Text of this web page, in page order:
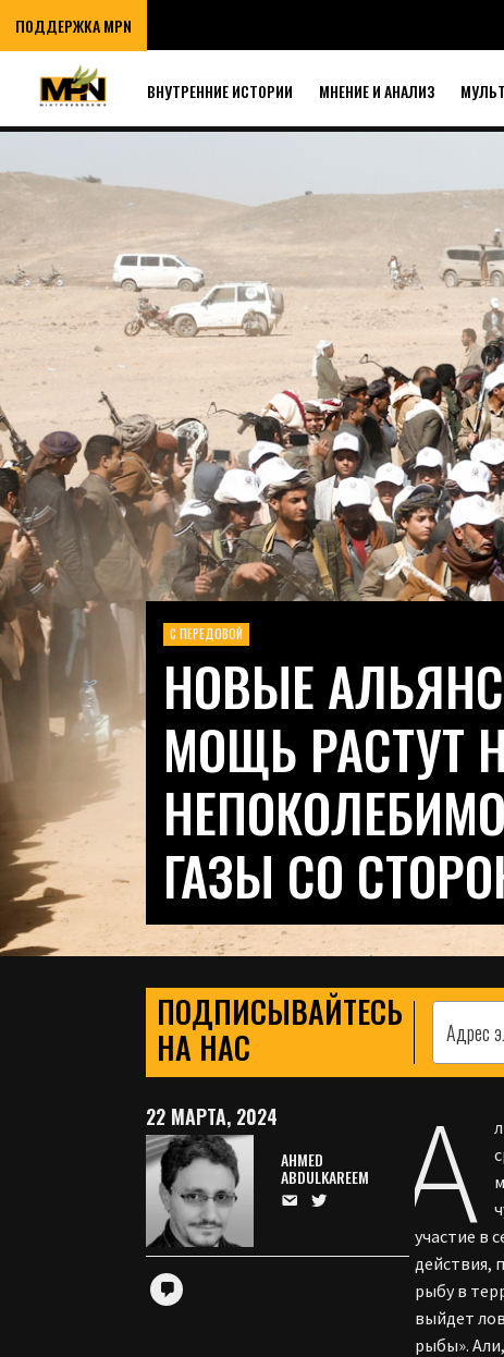
ПОДДЕРЖКА MPN
ВНУТРЕННИЕ ИСТОРИИ МНЕНИЕ И АНАЛИЗ
С ПЕРЕДОВОЙ
НОВЫЕ
МОЩЬ РАСТУТ
ГАЗЫ СО
ПОДПИСЫВАЙТЕСЬ
НА НАС
А
участие в
действия,
рыбу в
выйдет
рыбы».
22 МАРТА, 2024
AHMED
ABDULKAREEM